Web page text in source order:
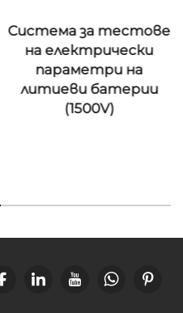
Система за тестове
на електрически
параметри на
литиеви батерии
(1500V)